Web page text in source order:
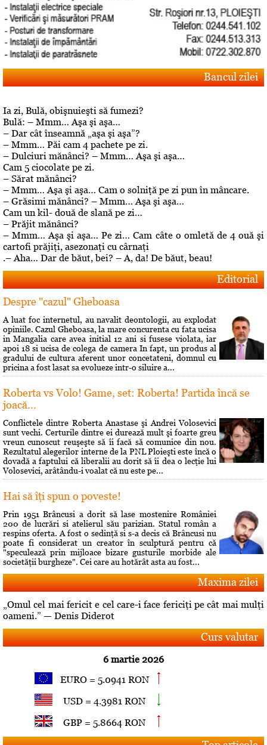
Bancul zilei
Ia zi, Bulă, obişnuieşti să fumezi?
Bulă: – Mmm… Aşa şi aşa…
– Dar cât înseamnă „aşa şi aşa”?
– Mmm… Păi cam 4 pachete pe zi.
– Dulciuri mănânci? – Mmm… Aşa şi aşa…
Cam 5 ciocolate pe zi.
– Sărat mănânci?
– Mmm… Aşa şi aşa… Cam o solniţă pe zi pun în mâncare.
– Grăsimi mănânci? – Mmm… Aşa şi aşa…
Cam un kil- două de slană pe zi…
– Prăjit mănânci?
– Mmm… Aşa şi aşa… Pe zi… Cam câte o omletă de 4 ouă şi
cartofi prăjiţi, asezonaţi cu cârnaţi
.– Aha… Dar de băut, bei? – A, da! De băut, beau!
Editorial
Despre "cazul" Gheboasa
A luat foc internetul, au navalit deontologii, au explodat
opiniile. Cazul Gheboasa, la mare concurenta cu fata ucisa
in Mangalia care avea initial 12 ani si fusese violata, iar
apoi 18 si ucisa de colega de camera In fapt, un produs al
gradului de cultura aferent unor concetateni, domnul cu
pricina a fost lasat sa evolueze intr-o siluire a...
Roberta vs Volo! Game, set: Roberta! Partida încă se
joacă...
Conflictele dintre Roberta Anastase şi Andrei Volosevici
sunt vechi. Certurile dintre ei durează mult şi foarte greu
vreun cunoscut reuşeşte să îi facă să comunice din nou.
Rezultatul alegerilor interne de la PNL Ploieşti este încă o
dovadă a faptului că liberalii au dorit să îi dea o lecţie lui
Volosevici, arâtându-i voalat că nu este pe...
Hai să îţi spun o poveste!
Prin 1951 Brâncusi a dorit să lase mostenire României
200 de lucrări si atelierul său parizian. Statul român a
respins oferta. A fost o sedinţă si s-a decis că Brâncusi nu
poate fi considerat un creator în sculptură pentru că
"speculează prin mijloace bizare gusturile morbide ale
societăţii burgheze". Cei care au hotărât asta au fost...
Maxima zilei
„Omul cel mai fericit e cel care-i face fericiţi pe cât mai mulţi
oameni.” — Denis Diderot
Curs valutar
6 martie 2026
EURO = 5.0941 RON
USD = 4.3981 RON
GBP = 5.8664 RON